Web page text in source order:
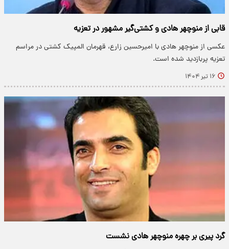
قابی از منوچهر هادی و کشتی‌گیر مشهور در تعزیه
عکسی از منوچهر هادی با امیرحسین زارع، قهرمان المپیک کشتی در مراسم
تعزیه پربازدید شده است.
۱۶ تیر ۱۴۰۴
گرد پیری بر چهره منوچهر هادی نشست